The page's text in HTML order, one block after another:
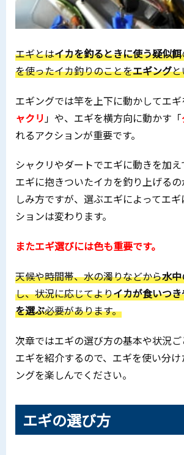
エギとはイカを釣るときに使う疑似餌
を使ったイカ釣りのことをエギングと
エギングでは竿を上下に動かしてエ
ャクリ 」や、エギを横方向に動かす「
れるアクションが重要です。
シャクリやダートでエギに動きを加え
エギに抱きついたイカを釣り上げる
しみ方ですが、選ぶエギによってエ
ションは変わります。
またエギ選びには色も重要です。
天候や時間帯、水の濁りなどから水
し、状況に応じてよりイカが食いつ
を選ぶ必要があります。
次章ではエギの選び方の基本や状況
エギを紹介するので、エギを使い分
ングを楽しんでください。
エギの選び方